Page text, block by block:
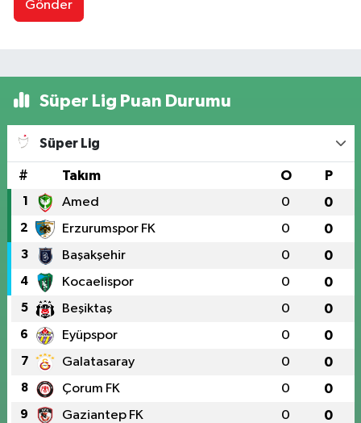
Gönder
Süper Lig Puan Durumu
Süper Lig
# Takım O P
1 Amed 0 0
2 Erzurumspor FK 0 0
3 Başakşehir 0 0
4 Kocaelispor 0 0
5 Beşiktaş 0 0
6 Eyüpspor 0 0
7 Galatasaray 0 0
8 Çorum FK 0 0
9 Gaziantep FK 0 0